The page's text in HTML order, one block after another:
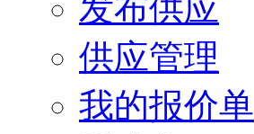
发布供应
供应管理
我的报价单